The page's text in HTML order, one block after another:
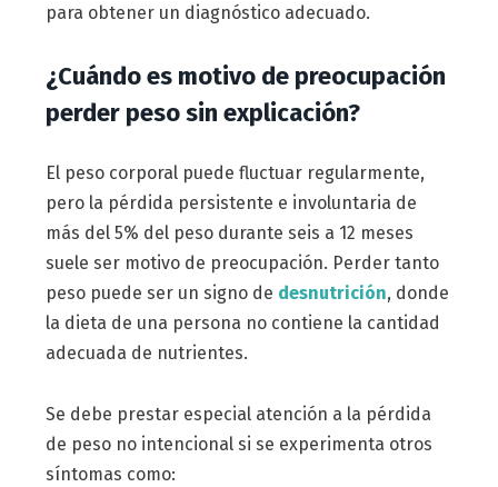
para obtener un diagnóstico adecuado.
¿Cuándo es motivo de preocupación
perder peso sin explicación?
El peso corporal puede fluctuar regularmente,
pero la pérdida persistente e involuntaria de
más del 5% del peso durante seis a 12 meses
suele ser motivo de preocupación. Perder tanto
peso puede ser un signo de desnutrición, donde
la dieta de una persona no contiene la cantidad
adecuada de nutrientes.
Se debe prestar especial atención a la pérdida
de peso no intencional si se experimenta otros
síntomas como: